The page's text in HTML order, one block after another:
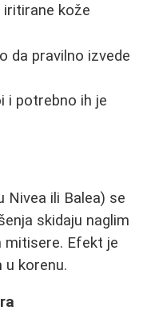
iritirane kože
da pravilno izvede
i potrebno ih je
ili Balea) se
skidaju naglim
mitisere. Efekt je
u korenu.